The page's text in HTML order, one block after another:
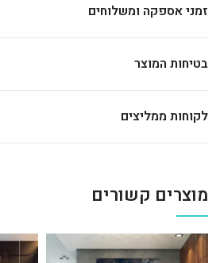
זמני אספקה ומשלוחים
בטיחות המוצר
לקוחות ממליצים
מוצרים קשורים